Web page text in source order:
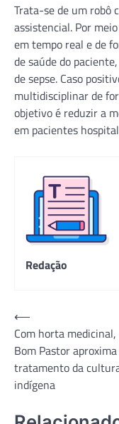
Trata-se de um robô
assistencial. Por
em tempo real e de
de saúde do
de sepse. Caso
multidisciplinar de
objetivo é reduzir a
em pacientes
Redação
Navegação
de
Post
⟵
Com horta
Bom Pastor
tratamento da
indígena